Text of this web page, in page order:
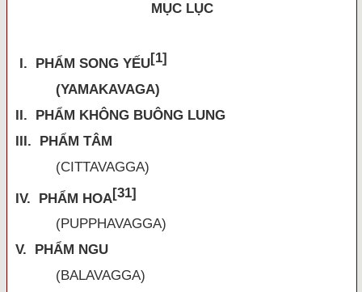
MỤC LỤC
I. PHẨM SONG YẾU[1]
(YAMAKAVAGA)
II. PHẨM KHÔNG BUÔNG LUNG
III. PHẨM TÂM
(CITTAVAGGA)
IV. PHẨM HOA[31]
(PUPPHAVAGGA)
V. PHẨM NGU
(BALAVAGGA)